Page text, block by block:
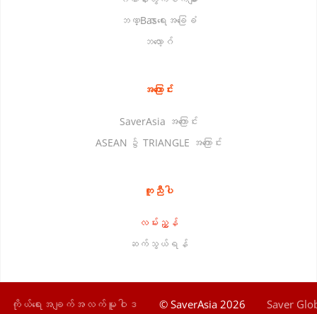
ဘဏ္Basာရေးအခြေခံ
ဘလော့ဂ်
အကြောင်း
SaverAsia အကြောင်း
ASEAN ၌ TRIANGLE အကြောင်း
ကူညီပါ
လမ်းညွှန်
ဆက်သွယ်ရန်
ကိုယ်ရေးအချက်အလက်မူဝါဒ © SaverAsia 2026 Saver